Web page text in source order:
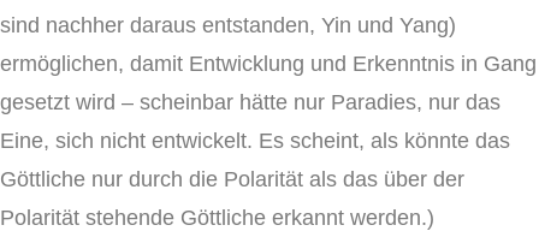
sind nachher daraus entstanden, Yin und Yang)
ermöglichen, damit Entwicklung und Erkenntnis in Gang
gesetzt wird – scheinbar hätte nur Paradies, nur das
Eine, sich nicht entwickelt. Es scheint, als könnte das
Göttliche nur durch die Polarität als das über der
Polarität stehende Göttliche erkannt werden.)